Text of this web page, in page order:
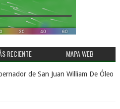
RECIENTE MAPA WEB
de San Juan William De Óleo